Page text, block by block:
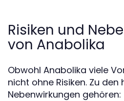
Risiken und
von Anabolika
Obwohl Anabolika viele
nicht ohne Risiken. Zu
Nebenwirkungen gehören: